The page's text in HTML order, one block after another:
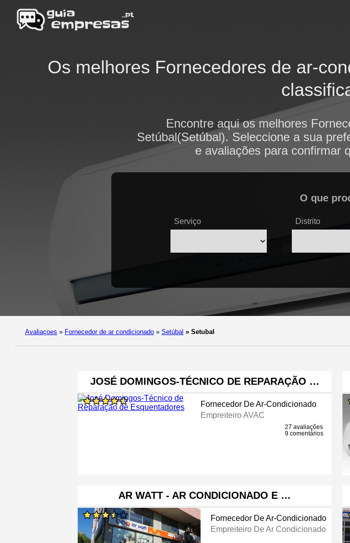
Os melhores Fornecedores de ar-
Encontre aqui os melhores
Setúbal(Setúbal). Seleccione a sua
e avaliações para confirmar
O que
Serviço Distrito
Avaliaçoes » Fornecedor de ar condicionado » Setúbal » Setubal
JOSÉ DOMINGOS-TÉCNICO DE REPARAÇÃO …
Fornecedor De Ar-Condicionado
Empreiteiro AVAC
27 avaliações
9 comentários
AR WATT - AR CONDICIONADO E …
Fornecedor De Ar-Condicionado
Empreiteiro De Ar Condicionado